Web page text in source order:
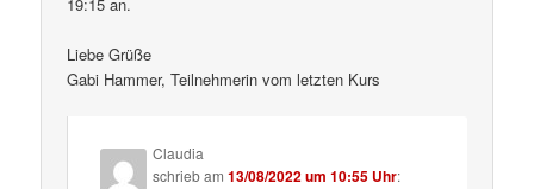
Liebe Grüße
Gabi Hammer, Teilnehmerin vom letzten Kurs
Claudia
schriebam13/08/2022 um 10:55 Uhr: